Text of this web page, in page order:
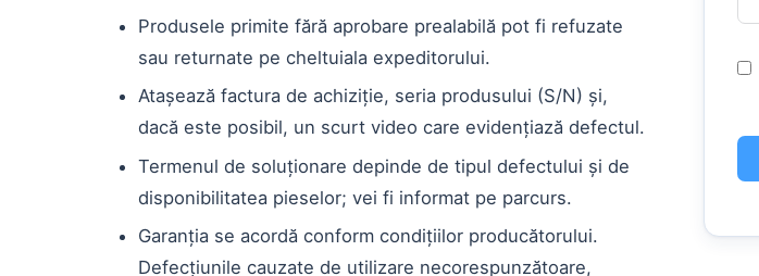
Produsele primite fără aprobare prealabilă pot fi refuzate
sau returnate pe cheltuiala expeditorului.
Atașează factura de achiziție, seria produsului (S/N) și,
dacă este posibil, un scurt video care evidențiază defectul.
Termenul de soluționare depinde de tipul defectului și de
disponibilitatea pieselor; vei fi informat pe parcurs.
Garanția se acordă conform condițiilor producătorului.
Defecțiunile cauzate de utilizare necorespunzătoare,